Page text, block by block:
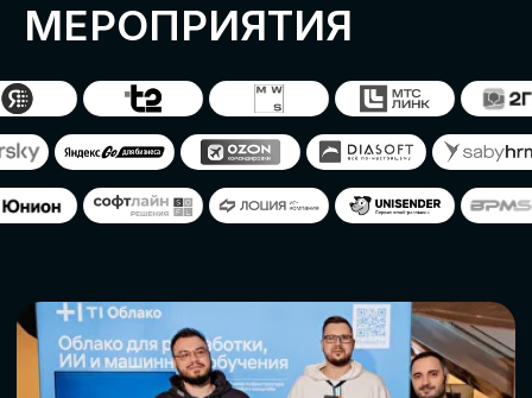
ЗАЯВКУ
СКАЧАТЬ ПРОГРАММУ
СТАТЬ СПИКЕРОМ
Оставьте заявку, наши менеджеры
свяжутся с вами